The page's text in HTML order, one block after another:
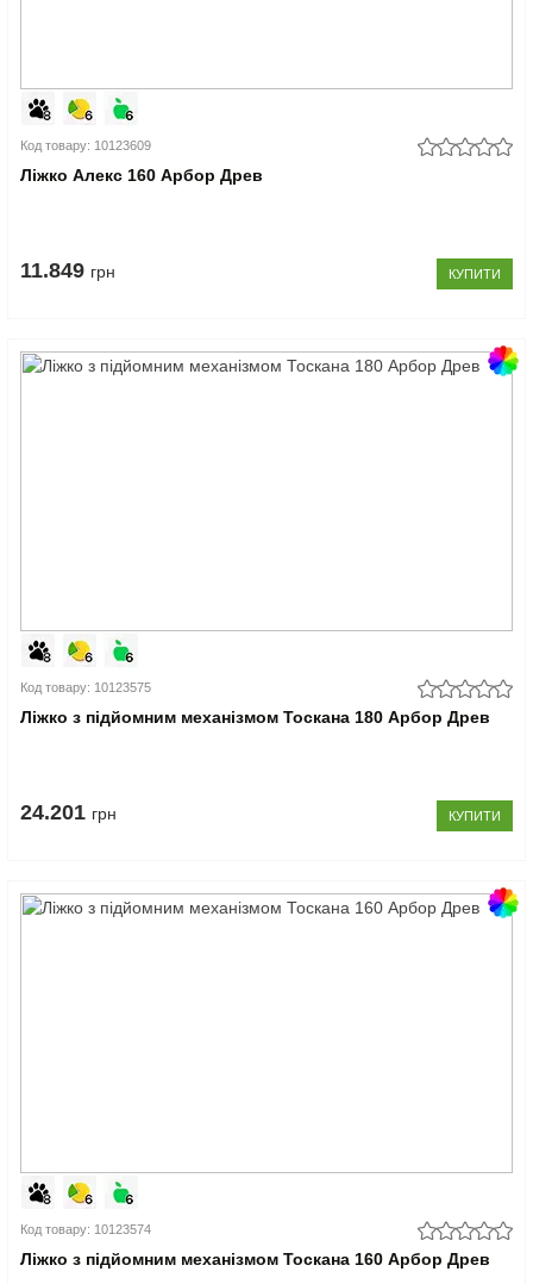
Код товару: 10123609
Ліжко Алекс 160 Арбор Древ
11.849 грн КУПИТИ
Код товару: 10123575
Ліжко з підйомним механізмом Тоскана 180 Арбор Древ
24.201 грн КУПИТИ
Код товару: 10123574
Ліжко з підйомним механізмом Тоскана 160 Арбор Древ